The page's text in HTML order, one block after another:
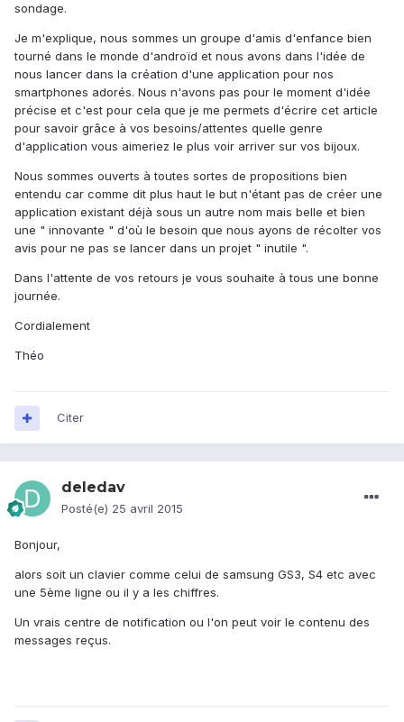
sondage.
Je m'explique, nous sommes un groupe d'amis d'enfance bien
tourné dans le monde d'androïd et nous avons dans l'idée de
nous lancer dans la création d'une application pour nos
smartphones adorés. Nous n'avons pas pour le moment d'idée
précise et c'est pour cela que je me permets d'écrire cet article
pour savoir grâce à vos besoins/attentes quelle genre
d'application vous aimeriez le plus voir arriver sur vos bijoux.
Nous sommes ouverts à toutes sortes de propositions bien
entendu car comme dit plus haut le but n'étant pas de créer une
application existant déjà sous un autre nom mais belle et bien
une " innovante " d'où le besoin que nous ayons de récolter vos
avis pour ne pas se lancer dans un projet " inutile ".
Dans l'attente de vos retours je vous souhaite à tous une bonne
journée.
Cordialement
Théo
Citer
deledav
Posté(e) 25 avril 2015
Bonjour,
alors soit un clavier comme celui de samsung GS3, S4 etc avec
une 5ème ligne ou il y a les chiffres.
Un vrais centre de notification ou l'on peut voir le contenu des
messages reçus.